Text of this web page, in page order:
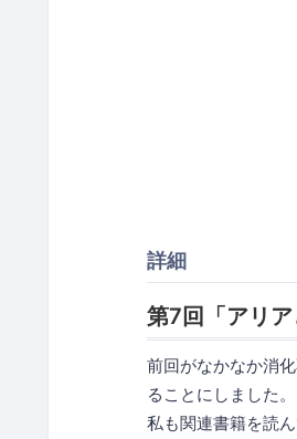
詳細
第7回「アリ
前回がなかなか消
ることにしました。
私も関連書籍を読